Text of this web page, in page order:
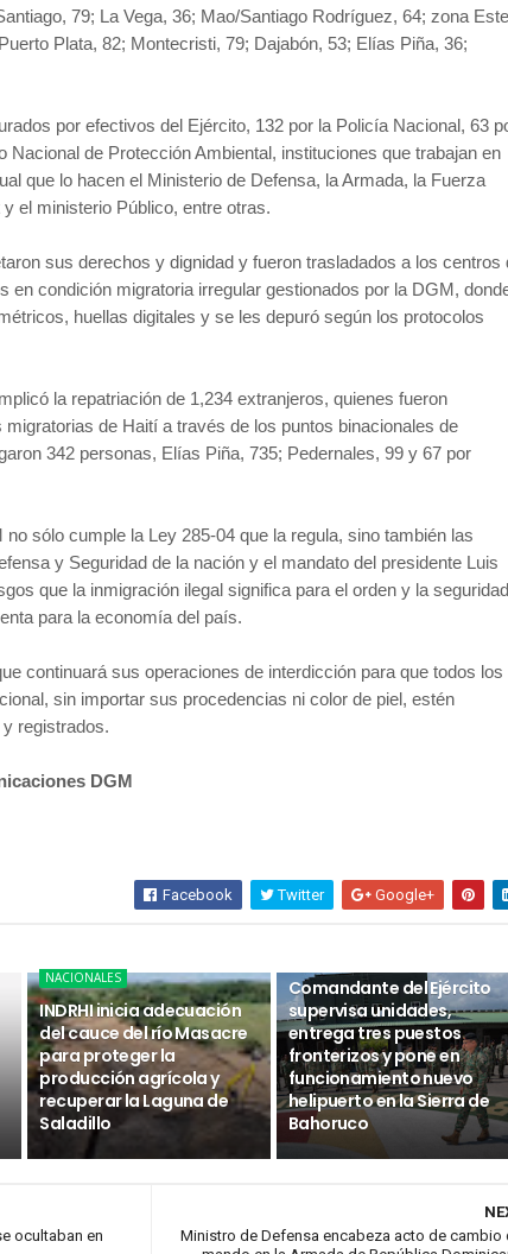
79; La Vega, 36; Mao/Santiago Rodríguez, 64; zona
Plata, 82; Montecristi, 79; Dajabón, 53; Elías Piña, 36;
por efectivos del Ejército, 132 por la Policía Nacional, 63
Nacional de Protección Ambiental, instituciones que trabajan en
que lo hacen el Ministerio de Defensa, la Armada, la Fuerza
el ministerio Público, entre otras.
sus derechos y dignidad y fueron trasladados a los centros
en condición migratoria irregular gestionados por la DGM,
huellas digitales y se les depuró según los protocolos
la repatriación de 1,234 extranjeros, quienes fueron
de Haití a través de los puntos binacionales de
342 personas, Elías Piña, 735; Pedernales, 99 y 67 por
sólo cumple la Ley 285-04 que la regula, sino también las
y Seguridad de la nación y el mandato del presidente Luis
que la inmigración ilegal significa para el orden y la
para la economía del país.
continuará sus operaciones de interdicción para que todos los
sin importar sus procedencias ni color de piel, estén
registrados.
DGM
Facebook Twitter Google+
NACIONALES
INDRHI inicia adecuación
del cauce del río Masacre
para proteger la
producción agrícola y
recuperar la Laguna de
Saladillo
Comandante del Ejército
supervisa unidades,
entrega tres puestos
fronterizos y pone en
funcionamiento nuevo
helipuerto en la Sierra de
Bahoruco
Ministro de Defensa encabeza acto de cambio
ocultaban en